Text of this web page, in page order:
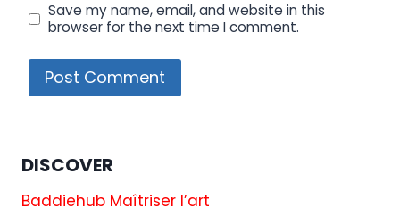
Save my name, email, and website in this
browser for the next time I comment.
DISCOVER
Baddiehub Maîtriser l’art